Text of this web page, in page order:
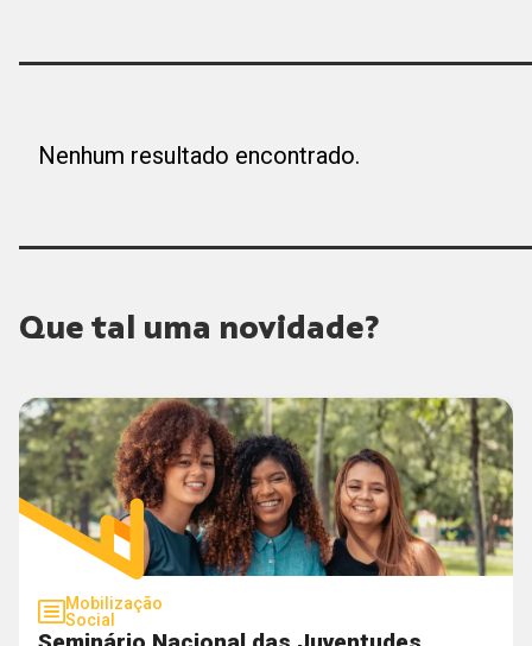
Nenhum resultado encontrado.
Que tal uma novidade?
Mobilização
Social